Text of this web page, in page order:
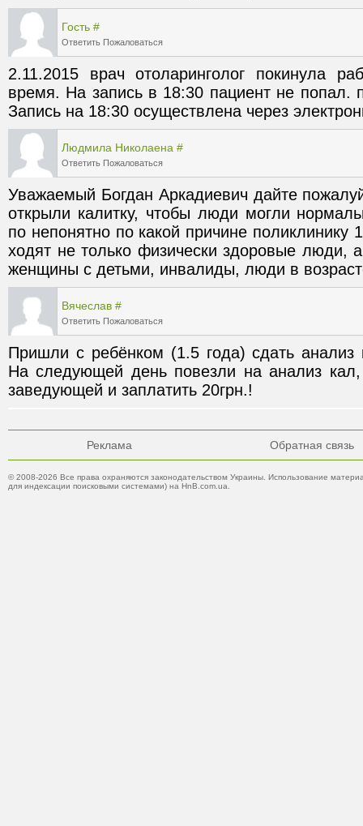
Гость #
Ответить Пожаловаться
2.11.2015 врач отоларинголог покинула
время. На запись в 18:30 пациент не попал.
Запись на 18:30 осуществлена через
Людмила Николаена #
Ответить Пожаловаться
Уважаемый Богдан Аркадиевич дайте
открыли калитку, чтобы люди могли
по непонятно по какой причине поликлинику
ходят не только физически здоровые
женщины с детьми, инвалиды, люди в
Вячеслав #
Ответить Пожаловаться
Пришли с ребёнком (1.5 года) сдать анализ
На следующей день повезли на анализ кал,
заведующей и заплатить 20грн.!
Реклама Обратная связь
© 2008-2026 Все права охраняются законодательством Украины. Использование
для индексации поисковыми системами) на HnB.com.ua.